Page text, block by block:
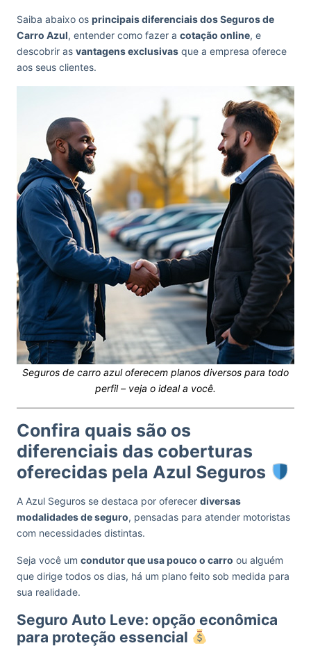
Saiba abaixo os principais diferenciais dos Seguros de
Carro Azul, entender como fazer a cotação online, e
descobrir as vantagens exclusivas que a empresa oferece
aos seus clientes.
Seguros de carro azul oferecem planos diversos para todo
perfil – veja o ideal a você.
Confira quais são os
diferenciais das coberturas
oferecidas pela Azul Seguros
A Azul Seguros se destaca por oferecer diversas
modalidades de seguro, pensadas para atender motoristas
com necessidades distintas.
Seja você um condutor que usa pouco o carro ou alguém
que dirige todos os dias, há um plano feito sob medida para
sua realidade.
Seguro Auto Leve: opção econômica
para proteção essencial